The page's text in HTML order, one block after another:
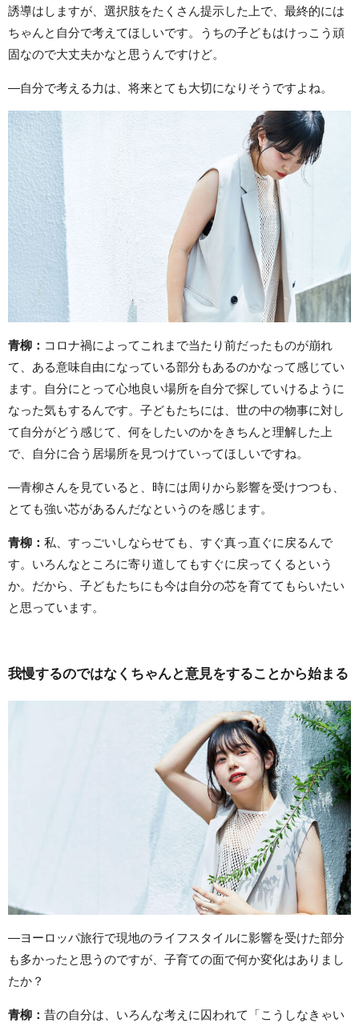
誘導はしますが、選択肢をたくさん提示した上で、最終的には
ちゃんと自分で考えてほしいです。うちの子どもはけっこう頑
固なので大丈夫かなと思うんですけど。
―自分で考える力は、将来とても大切になりそうですよね。
青柳： コロナ禍によってこれまで当たり前だったものが崩れ
て、ある意味自由になっている部分もあるのかなって感じてい
ます。自分にとって心地良い場所を自分で探していけるように
なった気もするんです。子どもたちには、世の中の物事に対し
て自分がどう感じて、何をしたいのかをきちんと理解した上
で、自分に合う居場所を見つけていってほしいですね。
―青柳さんを見ていると、時には周りから影響を受けつつも、
とても強い芯があるんだなというのを感じます。
青柳： 私、すっごいしならせても、すぐ真っ直ぐに戻るんで
す。いろんなところに寄り道してもすぐに戻ってくるという
か。だから、子どもたちにも今は自分の芯を育ててもらいたい
と思っています。
我慢するのではなくちゃんと意見をすることから始まる
―ヨーロッパ旅行で現地のライフスタイルに影響を受けた部分
も多かったと思うのですが、子育ての面で何か変化はありまし
たか？
青柳： 昔の自分は、いろんな考えに囚われて「こうしなきゃい